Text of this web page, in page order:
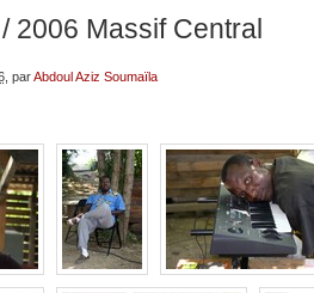
/ 2006 Massif Central
, parAbdoul Aziz Soumaïla